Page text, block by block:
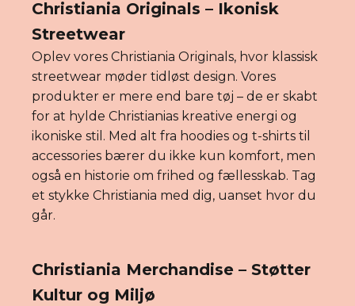
Christiania Originals – Ikonisk
Streetwear
Oplev vores Christiania Originals, hvor klassisk
streetwear møder tidløst design. Vores
produkter er mere end bare tøj – de er skabt
for at hylde Christianias kreative energi og
ikoniske stil. Med alt fra hoodies og t-shirts til
accessories bærer du ikke kun komfort, men
også en historie om frihed og fællesskab. Tag
et stykke Christiania med dig, uanset hvor du
går.
Christiania Merchandise – Støtter
Kultur og Miljø